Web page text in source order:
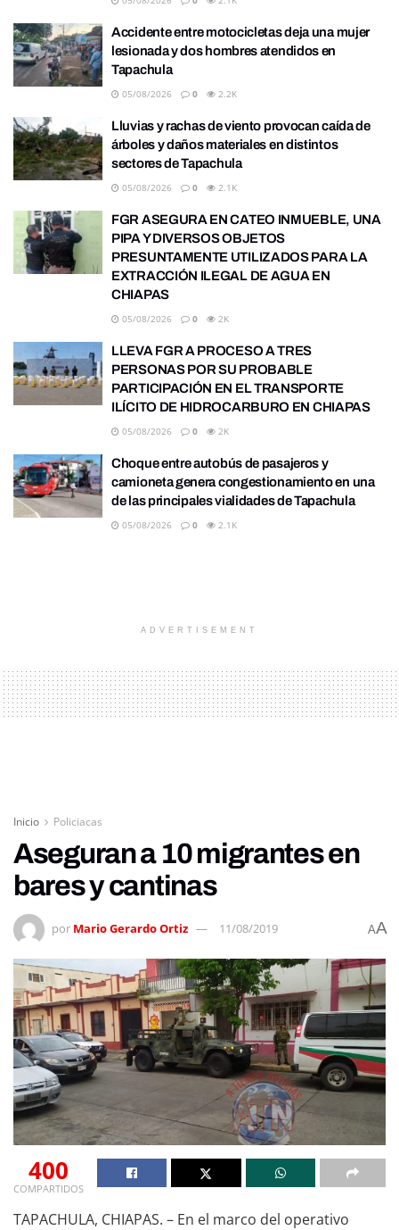
Accidente entre motocicletas deja una mujer
lesionada y dos hombres atendidos en
Tapachula
05/08/2026 0 2.2K
Lluvias y rachas de viento provocan caída de
árboles y daños materiales en distintos
sectores de Tapachula
05/08/2026 0 2.1K
FGR ASEGURA EN CATEO INMUEBLE, UNA
PIPA Y DIVERSOS OBJETOS
PRESUNTAMENTE UTILIZADOS PARA LA
EXTRACCIÓN ILEGAL DE AGUA EN
CHIAPAS
05/08/2026 0 2K
LLEVA FGR A PROCESO A TRES
PERSONAS POR SU PROBABLE
PARTICIPACIÓN EN EL TRANSPORTE
ILÍCITO DE HIDROCARBURO EN CHIAPAS
05/08/2026 0 2K
Choque entre autobús de pasajeros y
camioneta genera congestionamiento en una
de las principales vialidades de Tapachula
05/08/2026 0 2.1K
ADVERTISEMENT
Inicio Policiacas
Aseguran a 10 migrantes en
bares y cantinas
por Mario Gerardo Ortiz 11/08/2019 AA
400
COMPARTIDOS
TAPACHULA, CHIAPAS. – En el marco del operativo